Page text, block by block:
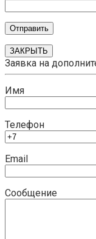
ЗАКРЫТЬ
Заявка на
Имя
Телефон
Email
Сообщение